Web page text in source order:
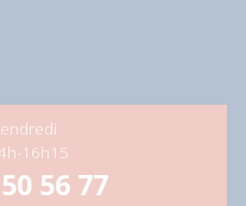
16h15
56 77